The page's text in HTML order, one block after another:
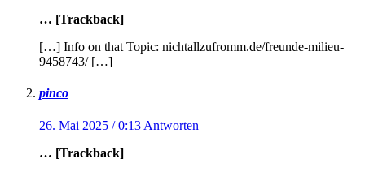
… [Trackback]
[…] Info on that Topic: nichtallzufromm.de/freunde-milieu-
9458743/ […]
pinco
26. Mai 2025 / 0:13 Antworten
… [Trackback]